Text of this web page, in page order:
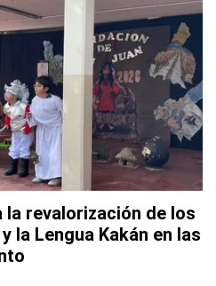
la revalorización de los
la Lengua Kakán en las